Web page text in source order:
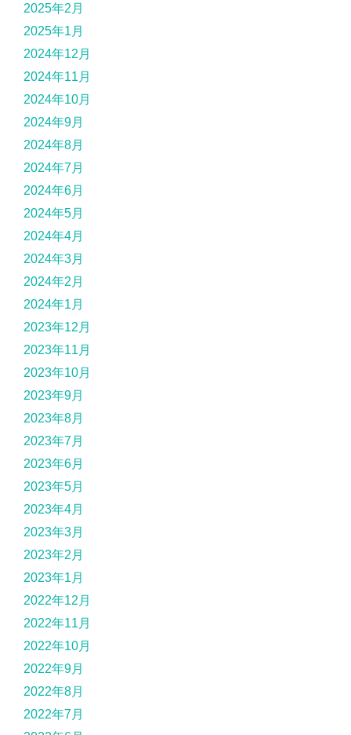
2025年2月
2025年1月
2024年12月
2024年11月
2024年10月
2024年9月
2024年8月
2024年7月
2024年6月
2024年5月
2024年4月
2024年3月
2024年2月
2024年1月
2023年12月
2023年11月
2023年10月
2023年9月
2023年8月
2023年7月
2023年6月
2023年5月
2023年4月
2023年3月
2023年2月
2023年1月
2022年12月
2022年11月
2022年10月
2022年9月
2022年8月
2022年7月